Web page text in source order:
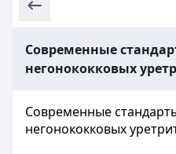
Современные
негонококковых
Современные
негонококковых